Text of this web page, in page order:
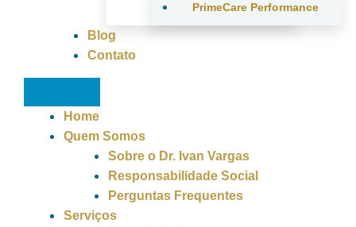
PrimeCare Performance
Blog
Contato
Home
Quem Somos
Sobre o Dr. Ivan Vargas
Responsabilidade Social
Perguntas Frequentes
Serviços